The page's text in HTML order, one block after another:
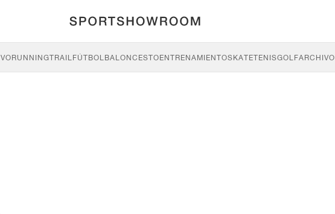
RUNNINGTRAILFÚTBOLBALONCESTOENTRENAMIENTOSKATETENISGOLFARCHIVO